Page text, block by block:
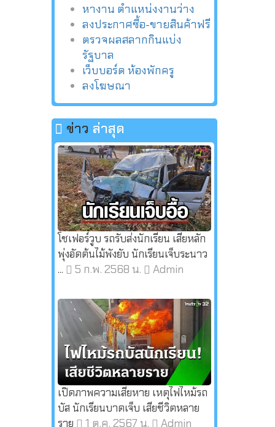
หางาน ตำแหน่งงานว่าง
ลงประกาศซื้อ-ขายสินค้าฟรี
ตรวจผลสลากกินแบ่ง
รัฐบาล
เว็บบอร์ด ห้องพักครู
ลงโฆษณา
ข่าว ล่าสุด
โชเฟอร์วูบ รถรับส่งนักเรียน เสียหลัก
พุ่งอัดต้นไม้พังยับ นักเรียนเจ็บระนาว
...
5 ก.พ. 2568 น. Admin
เปิดภาพความเสียหาย เหตุไฟไหม้รถ
บัส นักเรียนบาดเจ็บ เสียชีวิตหลาย
ราย
1 ต.ค. 2567 น. Admin